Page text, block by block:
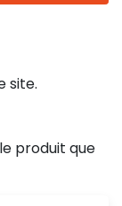
site.
produit que